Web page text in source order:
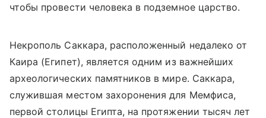
чтобы провести человека в подземное царство.
Некрополь Саккара, расположенный недалеко от
Каира (Египет), является одним из важнейших
археологических памятников в мире. Саккара,
служившая местом захоронения для Мемфиса,
первой столицы Египта, на протяжении тысяч лет